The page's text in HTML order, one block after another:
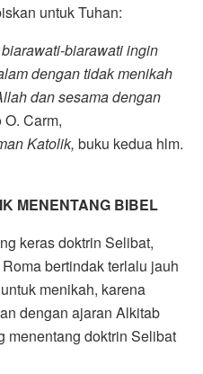
untuk Tuhan:
biarawati ingin
dengan tidak menikah
dan sesama dengan
Carm,
Katolik, buku kedua hlm.
MENENTANG BIBEL
keras doktrin Selibat,
bertindak terlalu jauh
menikah, karena
dengan ajaran Alkitab
menentang doktrin Selibat